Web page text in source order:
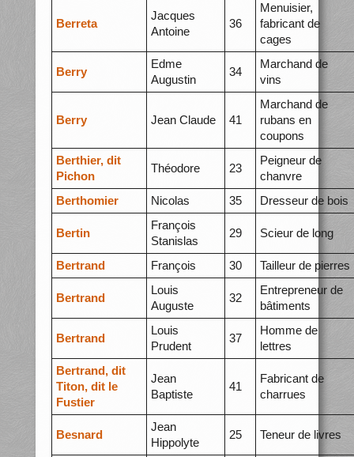
Berreta
Jacques
Antoine
36
Menuisier,
fabricant de
cages
Berry
Edme
Augustin
34
Marchand de
vins
Berry Jean Claude 41
Marchand de
rubans en
coupons
Berthier, dit
Pichon
Théodore 23
Peigneur de
chanvre
Berthomier
Nicolas 35 Dresseur de bois
Bertin
François
Stanislas
29 Scieur de long
Bertrand François 30 Tailleur de pierres
Bertrand
Louis
Auguste
32
Entrepreneur de
bâtiments
Bertrand
Louis
Prudent
37
Homme de
lettres
Bertrand, dit
Titon, dit le
Fustier
Jean
Baptiste
41
Fabricant de
charrues
Besnard
Jean
Hippolyte
25 Teneur de livres